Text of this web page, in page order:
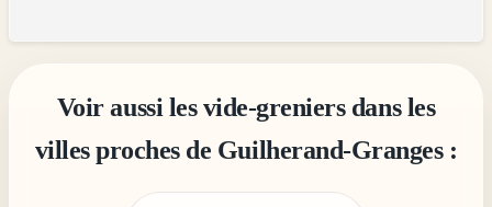
Voir aussi les vide-greniers dans les
villes proches de Guilherand-Granges :